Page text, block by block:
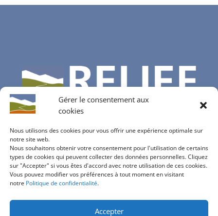
Gérer le consentement aux
cookies
Nous utilisons des cookies pour vous offrir une expérience optimale sur
notre site web.
Nous souhaitons obtenir votre consentement pour l'utilisation de certains
types de cookies qui peuvent collecter des données personnelles. Cliquez
sur "Accepter" si vous êtes d'accord avec notre utilisation de ces cookies.
Vous pouvez modifier vos préférences à tout moment en visitant
notre Politique de confidentialité.
Accepter
Contactez-nous
info@bureau-relief.ch
inscription à notre newsletter